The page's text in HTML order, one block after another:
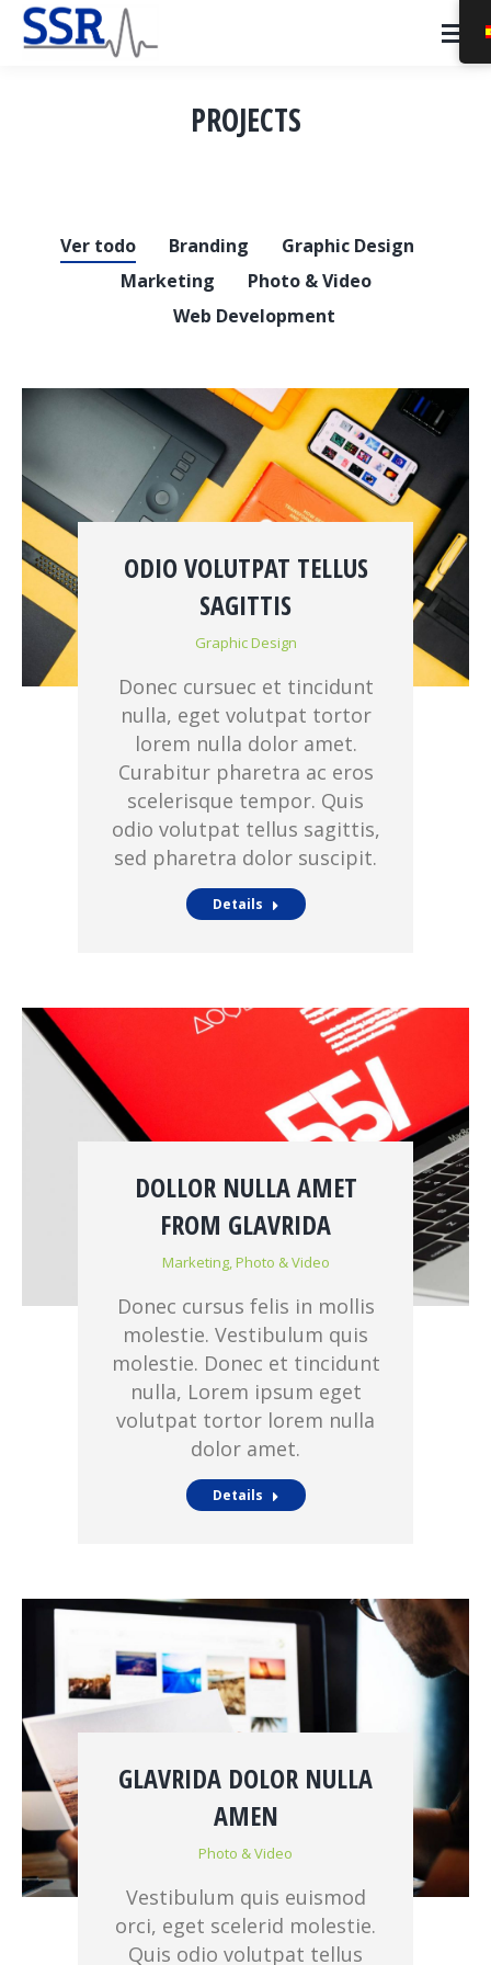
PROJECTS
Ver todo Branding
Graphic Design
Marketing
Photo & Video
Web Development
ODIO VOLUTPAT TELLUS
SAGITTIS
Graphic Design
Donec cursuec et tincidunt
nulla, eget volutpat tortor
lorem nulla dolor amet.
Curabitur pharetra ac eros
scelerisque tempor. Quis
odio volutpat tellus sagittis,
sed pharetra dolor suscipit.
Details
DOLLOR NULLA AMET
FROM GLAVRIDA
Marketing,Photo & Video
Donec cursus felis in mollis
molestie. Vestibulum quis
molestie. Donec et tincidunt
nulla, Lorem ipsum eget
volutpat tortor lorem nulla
dolor amet.
Details
GLAVRIDA DOLOR NULLA
AMEN
Photo & Video
Vestibulum quis euismod
orci, eget scelerid molestie.
Quis odio volutpat tellus